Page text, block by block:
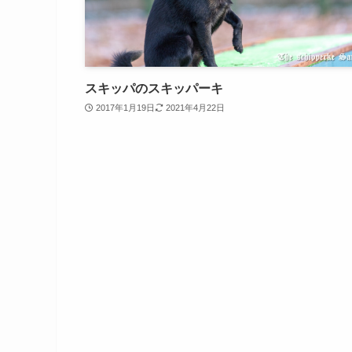
スキッパのスキッパーキ
2017年1月19日 2021年4月22日